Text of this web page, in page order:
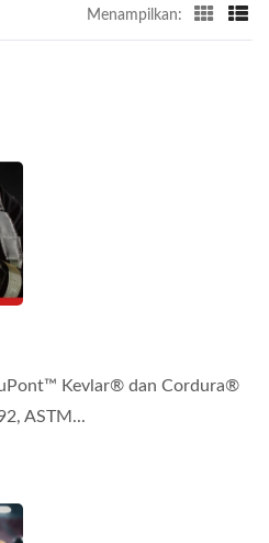
Menampilkan:
Kevlar® dan Cordura®
ASTM...